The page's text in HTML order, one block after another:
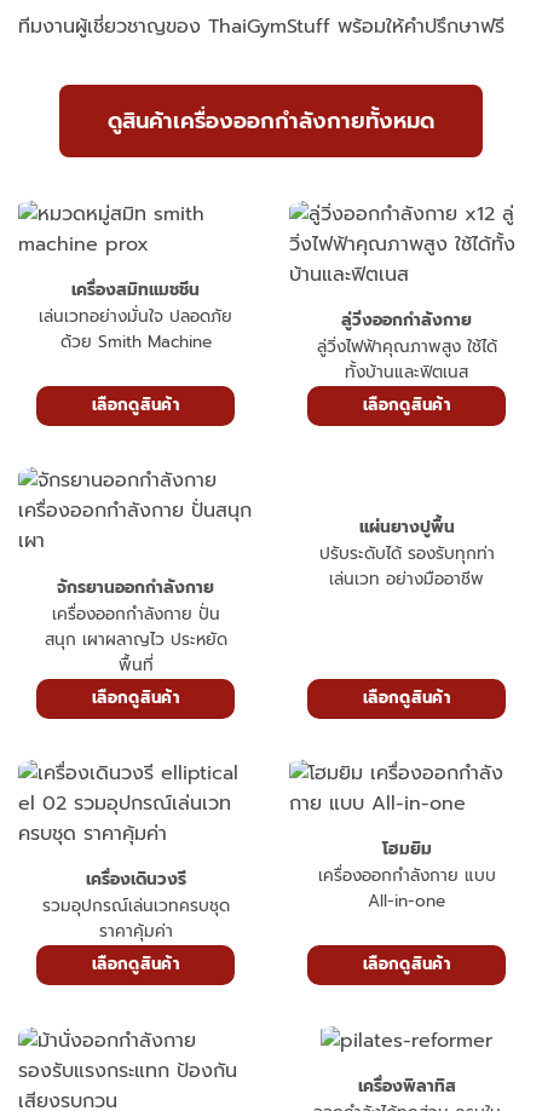
ทีมงานผู้เชี่ยวชาญของ ThaiGymStuff พร้อมให้คำปรึกษาฟรี
ดูสินค้าเครื่องออกกำลังกายทั้งหมด
เครื่องสมิทแมชชีน
เล่นเวทอย่างมั่นใจ ปลอดภัย
ด้วย Smith Machine
เลือกดูสินค้า
ลู่วิ่งออกกำลังกาย
ลู่วิ่งไฟฟ้าคุณภาพสูง ใช้ได้
ทั้งบ้านและฟิตเนส
เลือกดูสินค้า
จักรยานออกกำลังกาย
เครื่องออกกำลังกาย ปั่น
สนุก เผาผลาญไว ประหยัด
พื้นที่
เลือกดูสินค้า
แผ่นยางปูพื้น
ปรับระดับได้ รองรับทุกท่า
เล่นเวท อย่างมืออาชีพ
เลือกดูสินค้า
เครื่องเดินวงรี
รวมอุปกรณ์เล่นเวทครบชุด
ราคาคุ้มค่า
เลือกดูสินค้า
โฮมยิม
เครื่องออกกำลังกาย แบบ
All-in-one
เลือกดูสินค้า
เครื่องพิลาทิส